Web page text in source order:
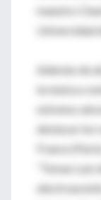
maestro
Universidad
Además de
la música
estrenos
destacar los
France
“Tomas